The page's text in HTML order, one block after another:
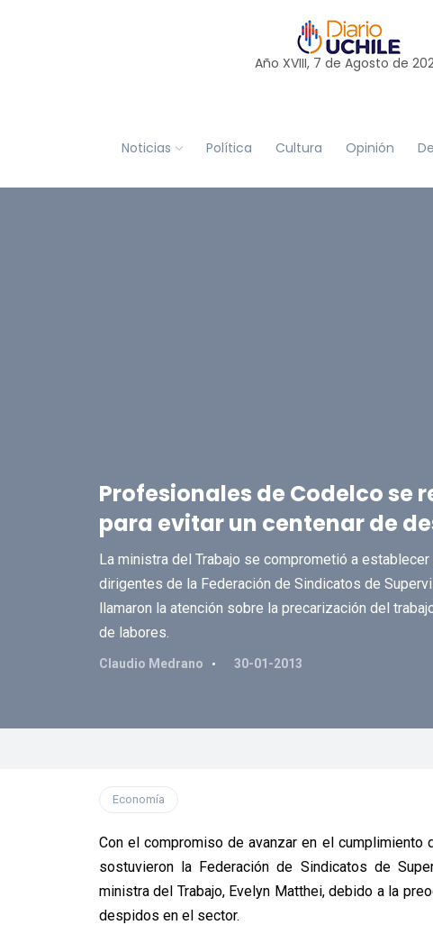
Año XVIII, 7 de Agosto de
Noticias Política Cultura Opinión
Profesionales de Codelco se
para evitar un centenar de
La ministra del Trabajo se comprometió a
dirigentes de la Federación de Sindicatos de
llamaron la atención sobre la precarización del
de labores.
Claudio Medrano 30-01-2013
Economía
Con el compromiso de avanzar en el
sostuvieron la Federación de Sindicatos de
ministra del Trabajo, Evelyn Matthei, debido a la
despidos en el sector.